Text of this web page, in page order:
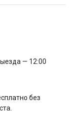
— 12:00
без